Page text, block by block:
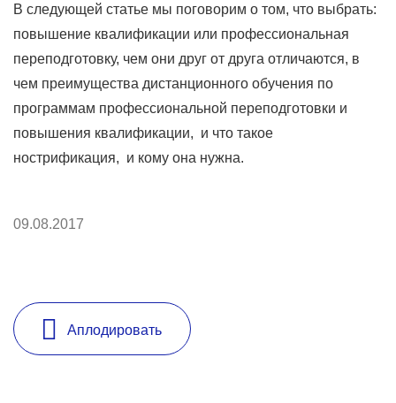
В следующей статье мы поговорим о том, что выбрать:
повышение квалификации или профессиональная
переподготовку, чем они друг от друга отличаются, в
чем преимущества дистанционного обучения по
программам профессиональной переподготовки и
повышения квалификации, и что такое
нострификация, и кому она нужна.
09.08.2017
Аплодировать